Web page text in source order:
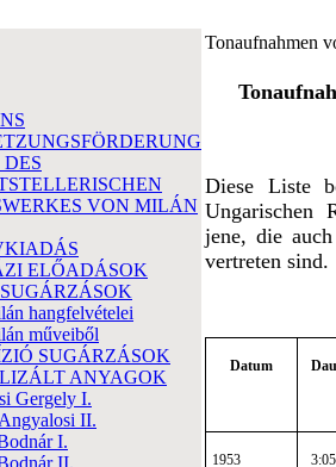
DES
VON MILÁN
ELŐADÁSOK
hangfelvételei
műveiből
SUGÁRZÁSOK
ANYAGOK
Gergely I.
II.
I.
II.
Tonaufnahmen
Diese Liste
Ungarischen
jene, die
vertreten sind.
Datum
1953 3:05